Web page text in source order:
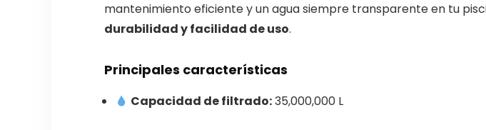
mantenimiento eficiente y un agua siempre transparente en tu
durabilidad y facilidad de uso.
Principales características
Capacidad de filtrado:35,000,000 L